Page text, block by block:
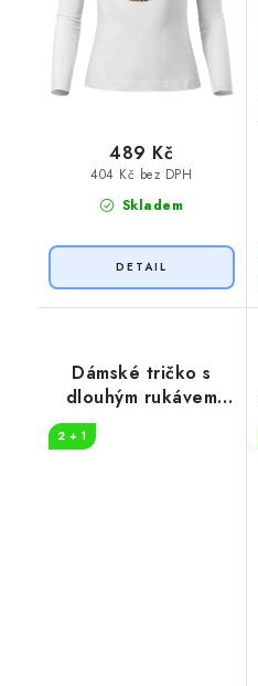
Skladem
404 Kč bez DPH
489 Kč
Dámské tričko s
dlouhým rukávem
2 + 1